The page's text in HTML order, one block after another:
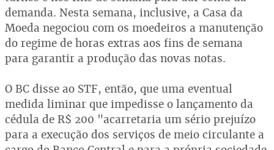
demanda. Nesta semana, inclusive, a Casa da
Moeda negociou com os moedeiros a manutenção
do regime de horas extras aos fins de semana
para garantir a produção das novas notas.
O BC disse ao STF, então, que uma eventual
medida liminar que impedisse o lançamento da
cédula de R$ 200 "acarretaria um sério prejuízo
para a execução dos serviços de meio circulante a